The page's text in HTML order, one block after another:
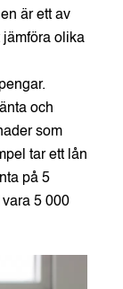
är ett av
jämföra olika
och
som
tar ett lån
på 5
5 000